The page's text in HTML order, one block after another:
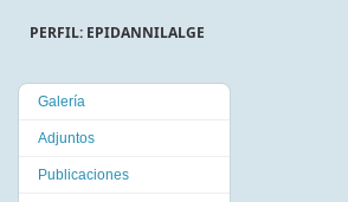
PERFIL: EPIDANNILALGE
Galería
Adjuntos
Publicaciones